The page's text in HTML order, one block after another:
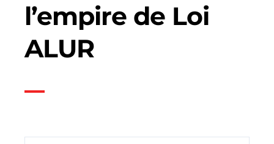
l’empire de Loi
ALUR